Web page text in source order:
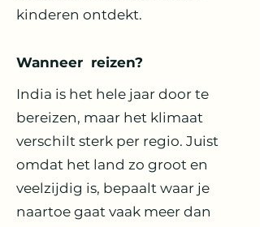
kinderen ontdekt.
Wanneer reizen?
India is het hele jaar door te
bereizen, maar het klimaat
verschilt sterk per regio. Juist
omdat het land zo groot en
veelzijdig is, bepaalt waar je
naartoe gaat vaak meer dan